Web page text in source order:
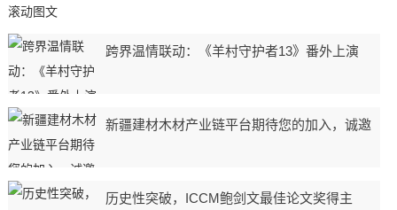
滚动图文
跨界温情联动：《羊村守护者13》番外上演
新疆建材木材产业链平台期待您的加入，诚邀
历史性突破，ICCM鲍剑文最佳论文奖得主